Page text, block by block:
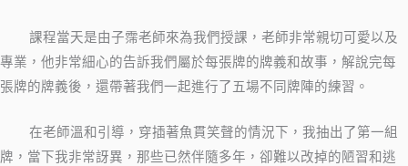
課程當天是由子霈老師來為我們授課，老師非常親切可愛以及
專業，他非常細心的告訴我們屬於每張牌的牌義和故事，解說完每
張牌的牌義後，還帶著我們一起進行了五場不同牌陣的練習。
在老師溫和引導，穿插著魚貫笑聲的情況下，我抽出了第一組
牌，當下我非常訝異，那些已然伴隨多年，卻難以改掉的陋習和逃